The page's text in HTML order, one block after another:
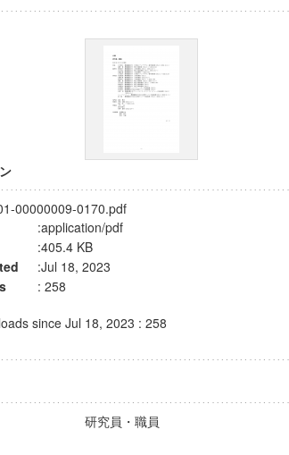
00000009-0170.pdf
:application/pdf
:405.4 KB
:Jul 18, 2023
: 258
since Jul 18, 2023 : 258
研究員・職員